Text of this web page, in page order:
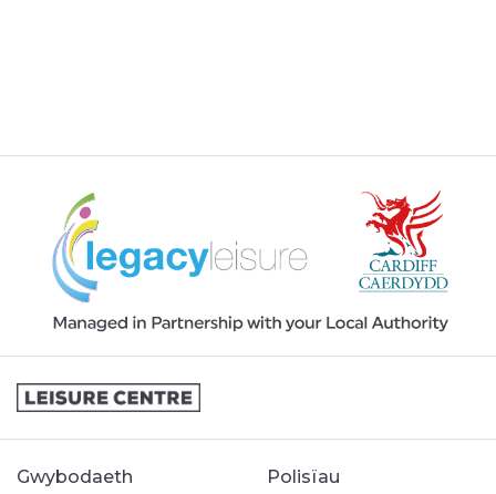
YMHOLIAD
YMHOLIAD CYFFREDINOL
YMUNO Â RHAGLEN GWERSI NOFIO
Gwybodaeth
Polisïau